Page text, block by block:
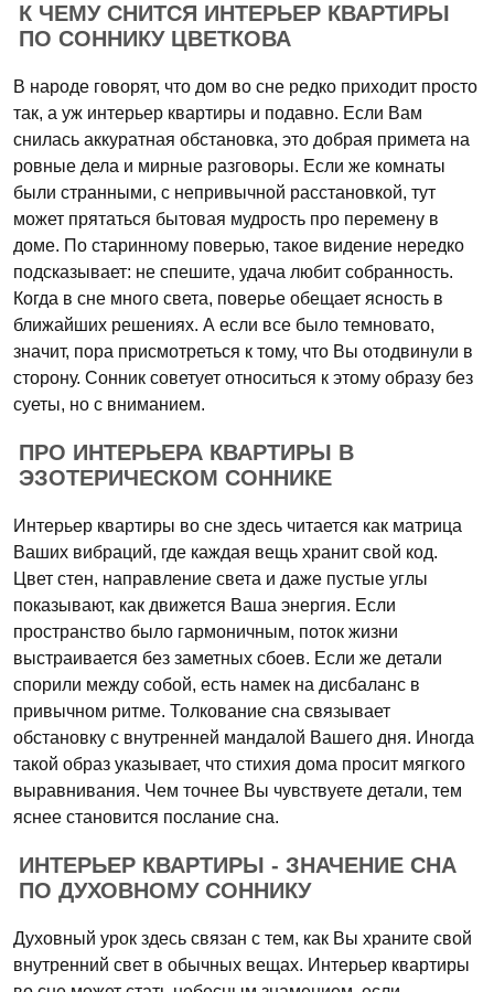
К ЧЕМУ СНИТСЯ ИНТЕРЬЕР КВАРТИРЫ
ПО СОННИКУ ЦВЕТКОВА
В народе говорят, что дом во сне редко приходит просто
так, а уж интерьер квартиры и подавно. Если Вам
снилась аккуратная обстановка, это добрая примета на
ровные дела и мирные разговоры. Если же комнаты
были странными, с непривычной расстановкой, тут
может прятаться бытовая мудрость про перемену в
доме. По старинному поверью, такое видение нередко
подсказывает: не спешите, удача любит собранность.
Когда в сне много света, поверье обещает ясность в
ближайших решениях. А если все было темновато,
значит, пора присмотреться к тому, что Вы отодвинули в
сторону. Сонник советует относиться к этому образу без
суеты, но с вниманием.
ПРО ИНТЕРЬЕРА КВАРТИРЫ В
ЭЗОТЕРИЧЕСКОМ СОННИКЕ
Интерьер квартиры во сне здесь читается как матрица
Ваших вибраций, где каждая вещь хранит свой код.
Цвет стен, направление света и даже пустые углы
показывают, как движется Ваша энергия. Если
пространство было гармоничным, поток жизни
выстраивается без заметных сбоев. Если же детали
спорили между собой, есть намек на дисбаланс в
привычном ритме. Толкование сна связывает
обстановку с внутренней мандалой Вашего дня. Иногда
такой образ указывает, что стихия дома просит мягкого
выравнивания. Чем точнее Вы чувствуете детали, тем
яснее становится послание сна.
ИНТЕРЬЕР КВАРТИРЫ - ЗНАЧЕНИЕ СНА
ПО ДУХОВНОМУ СОННИКУ
Духовный урок здесь связан с тем, как Вы храните свой
внутренний свет в обычных вещах. Интерьер квартиры